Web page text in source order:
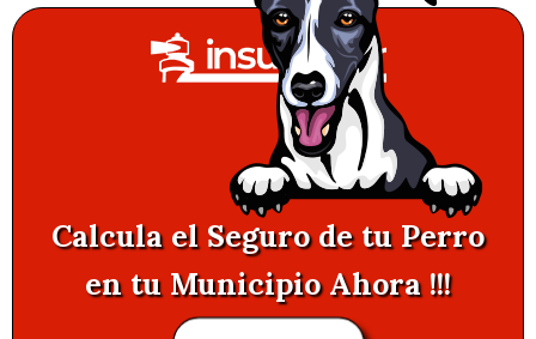
Calcula el Seguro de tu Perro
en tu Municipio Ahora !!!